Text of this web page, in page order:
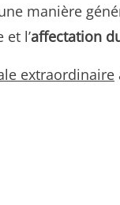
manière
l’affectation
extraordinaire